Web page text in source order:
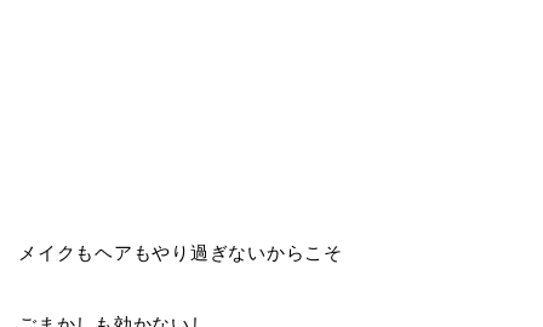
メイクもヘアもやり過ぎないからこそ